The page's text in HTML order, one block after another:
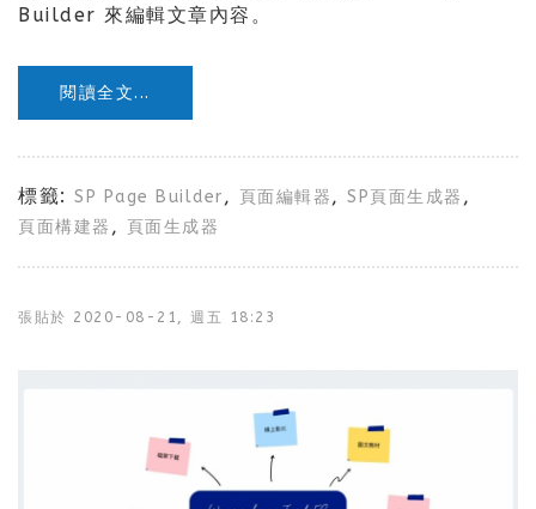
張貼於 2020-08-21, 週五 18:23
Builder 來編輯文章內容。
閱讀全文...
標籤: SP Page Builder , 頁面編輯器 , SP頁面生成器 ,
頁面構建器 , 頁面生成器